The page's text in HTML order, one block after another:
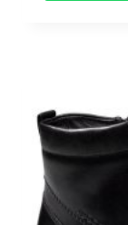
можна
вибрати
на
сторінці
товару